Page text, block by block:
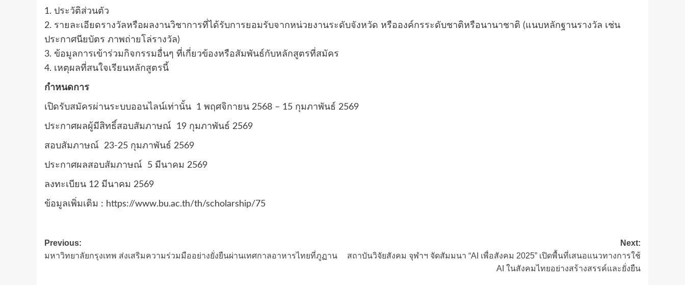
1. ประวัติส่วนตัว
2. รายละเอียดรางวัลหรือผลงานวิชาการที่ได้รับการยอมรับจากหน่วยงานระดับจังหวัด หรือองค์กรระดับชาติหรือนานาชาติ (แนบหลักฐานรางวัล เช่น
ประกาศนียบัตร ภาพถ่ายโล่รางวัล)
3. ข้อมูลการเข้าร่วมกิจกรรมอื่นๆ ที่เกี่ยวข้องหรือสัมพันธ์กับหลักสูตรที่สมัคร
4. เหตุผลที่สนใจเรียนหลักสูตรนี้
กำหนดการ
เปิดรับสมัครผ่านระบบออนไลน์เท่านั้น 1 พฤศจิกายน 2568 – 15 กุมภาพันธ์ 2569
ประกาศผลผู้มีสิทธิ์สอบสัมภาษณ์ 19 กุมภาพันธ์ 2569
สอบสัมภาษณ์ 23-25 กุมภาพันธ์ 2569
ประกาศผลสอบสัมภาษณ์ 5 มีนาคม 2569
ลงทะเบียน 12 มีนาคม 2569
ข้อมูลเพิ่มเติม : https://www.bu.ac.th/th/scholarship/75
Post
navigation
Previous:
มหาวิทยาลัยกรุงเทพ ส่งเสริมความร่วมมืออย่างยั่งยืนผ่านเทศกาลอาหารไทยที่ภูฏาน
Next:
สถาบันวิจัยสังคม จุฬาฯ จัดสัมมนา “AI เพื่อสังคม 2025” เปิดพื้นที่เสนอแนวทางการใช้
AI ในสังคมไทยอย่างสร้างสรรค์และยั่งยืน